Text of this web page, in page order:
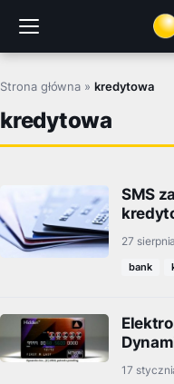
treści
Strona główna »kredytowa
kredytowa
SMS
27
bank
17